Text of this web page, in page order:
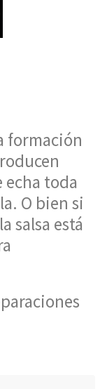
formación
echa toda
O bien si
salsa está